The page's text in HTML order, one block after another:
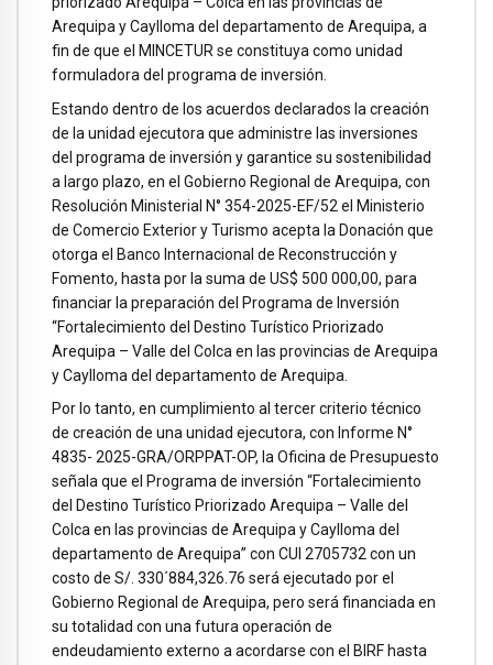
Arequipa y Caylloma del departamento de Arequipa, a
fin de que el MINCETUR se constituya como unidad
formuladora del programa de inversión.
Estando dentro de los acuerdos declarados la creación
de la unidad ejecutora que administre las inversiones
del programa de inversión y garantice su sostenibilidad
a largo plazo, en el Gobierno Regional de Arequipa, con
Resolución Ministerial N° 354-2025-EF/52 el Ministerio
de Comercio Exterior y Turismo acepta la Donación que
otorga el Banco Internacional de Reconstrucción y
Fomento, hasta por la suma de US$ 500 000,00, para
financiar la preparación del Programa de Inversión
“Fortalecimiento del Destino Turístico Priorizado
Arequipa – Valle del Colca en las provincias de Arequipa
y Caylloma del departamento de Arequipa.
Por lo tanto, en cumplimiento al tercer criterio técnico
de creación de una unidad ejecutora, con Informe N°
4835- 2025-GRA/ORPPAT-OP, la Oficina de Presupuesto
señala que el Programa de inversión “Fortalecimiento
del Destino Turístico Priorizado Arequipa – Valle del
Colca en las provincias de Arequipa y Caylloma del
departamento de Arequipa” con CUI 2705732 con un
costo de S/. 330´884,326.76 será ejecutado por el
Gobierno Regional de Arequipa, pero será financiada en
su totalidad con una futura operación de
endeudamiento externo a acordarse con el BIRF hasta